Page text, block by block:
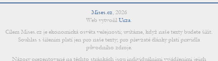
Mises.cz, 2026
Web vytvořil Urza.
Cílem Mises.cz je ekonomická osvěta veřejnosti; uvítáme, když naše texty budete šířit.
Souhlas s šířením platí jen pro naše texty; pro převzaté články platí pravidla
původního zdroje.
Názory prezentované na těchto stránkách jsou individuálními vyjádřeními jejich